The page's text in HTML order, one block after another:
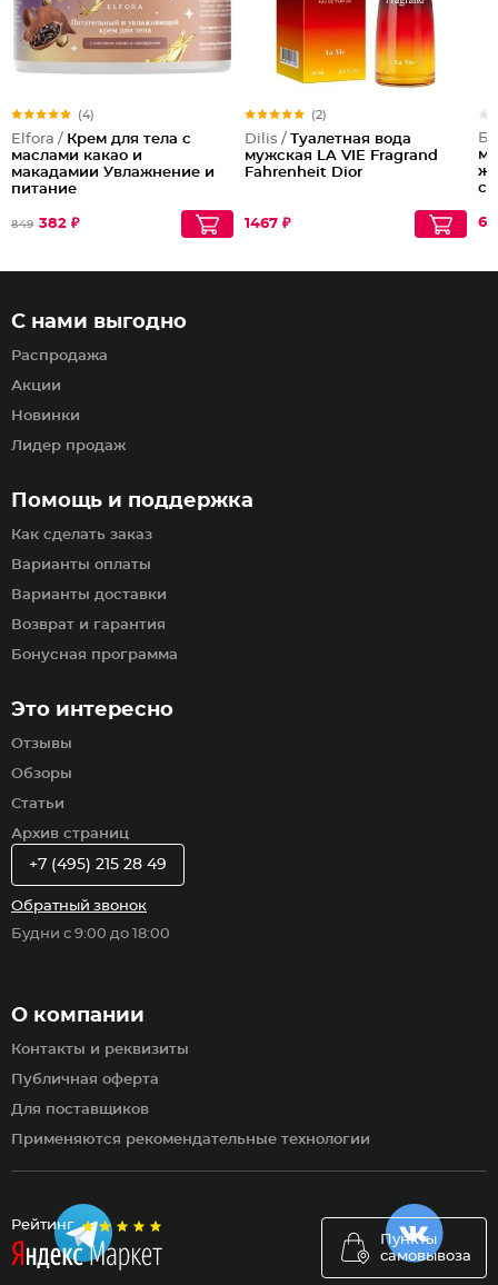
(4)
Elfora / Крем для тела с
маслами какао и
макадамии Увлажнение и
питание
849 382 ₽
(2)
Dilis / Туалетная вода
мужская LA VIE Fragrand
Fahrenheit Dior
1467 ₽
Рейтинг
Пункты
самовывоза
Помощь и поддержка
Как сделать заказ
Варианты оплаты
Варианты доставки
Возврат и гарантия
Бонусная программа
С нами выгодно
Распродажа
Акции
Новинки
Лидер продаж
Это интересно
Отзывы
Обзоры
Статьи
Архив страниц
О компании
Контакты и реквизиты
Публичная оферта
Для поставщиков
Применяются рекомендательные технологии
+7 (495) 215 28 49
Обратный звонок
Будни с 9:00 до 18:00